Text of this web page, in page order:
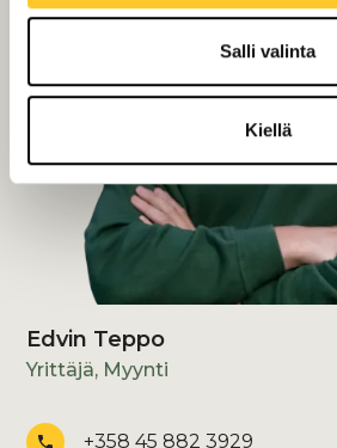
Salli valinta
Kiellä
Edvin Teppo
Yrittäjä, Myynti
+358 45 882 3929